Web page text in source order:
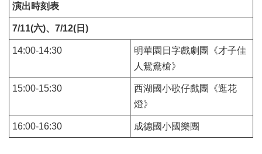
政
府
公
開
訊
絡
資
訊
演出時刻表
7/11(六)、7/12(日)
14:00-14:30
明華園日字戲劇團《才子佳
人鴛鴦槍》
15:00-15:30
西湖國小歌仔戲團《逛花
燈》
16:00-16:30 成德國小國樂團